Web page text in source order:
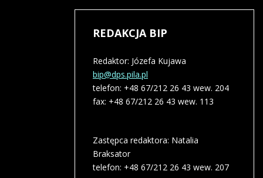
REDAKCJABIP
Redaktor: Józefa Kujawa
bip@dps.pila.pl
telefon: +48 67/212 26 43 wew. 204
fax: +48 67/212 26 43 wew. 113
Zastępca redaktora: Natalia
Braksator
telefon: +48 67/212 26 43 wew. 207